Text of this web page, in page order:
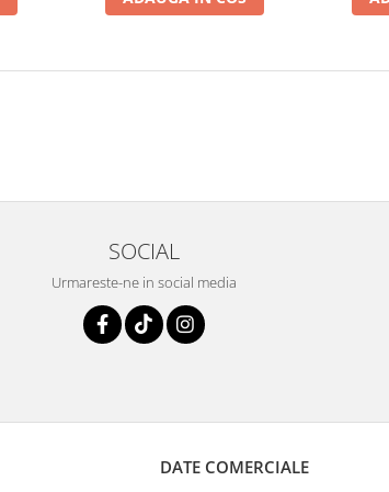
SOCIAL
Urmareste-ne in social media
DATE COMERCIALE